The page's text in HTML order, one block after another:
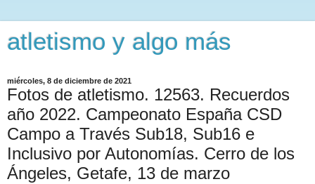
atletismo y algo más
miércoles, 8 de diciembre de 2021
Fotos de atletismo. 12563. Recuerdos
año 2022. Campeonato España CSD
Campo a Través Sub18, Sub16 e
Inclusivo por Autonomías. Cerro de los
Ángeles, Getafe, 13 de marzo